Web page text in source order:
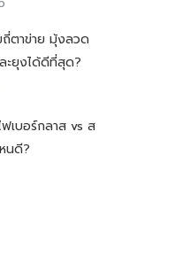
ถี่ตาข่าย มุ้งลวด
ะยุงได้ดีที่สุด?
เบอร์กลาส vs ส
นดี?